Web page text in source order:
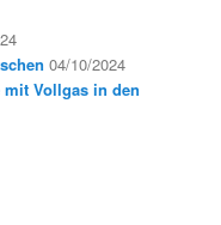
04/10/2024
mit Vollgas in den